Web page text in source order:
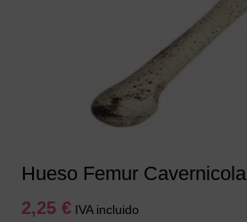
Hueso Femur Cavernicola
2,25 € IVA incluido